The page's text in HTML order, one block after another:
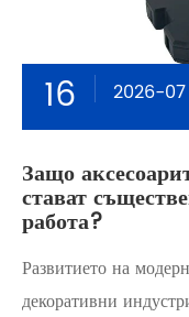
16 2026-07
Защо
стават
работа?
Развитието на
декоративни